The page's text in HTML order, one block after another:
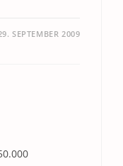
SEPTEMBER 2009